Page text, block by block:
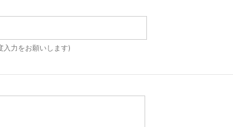
入力をお願いします)